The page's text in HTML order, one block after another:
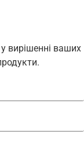
вирішенні ваших